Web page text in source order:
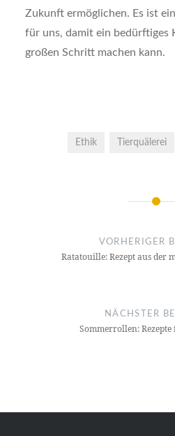
Zukunft ermöglichen. Es ist
für uns, damit ein bedürftiges
großen Schritt machen kann.
Ethik Tierquälerei
NavigationVORHERIGER
Ratatouille: Rezept aus der
NÄCHSTER
Sommerrollen: